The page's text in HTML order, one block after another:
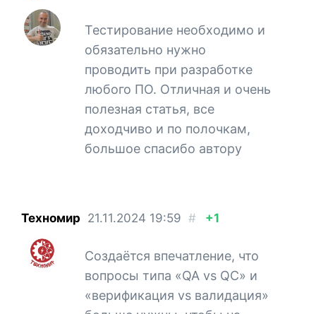
Тестирование необходимо и
обязательно нужно
проводить при разработке
любого ПО. Отличная и очень
полезная статья, все
доходчиво и по полочкам,
большое спасибо автору
Техномир 21.11.2024 19:59 # +1
Создаётся впечатление, что
вопросы типа «QA vs QC» и
«верификация vs валидация»